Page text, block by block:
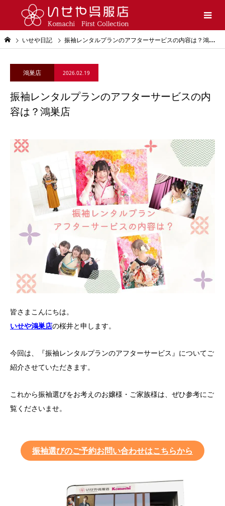
いせや日記 振袖レンタルプランのアフターサービスの内容は？鴻巣店
鴻巣店 2026.02.19
振袖レンタルプランのアフターサービスの内
容は？鴻巣店
皆さまこんにちは。
いせや鴻巣店の桜井と申します。
今回は、『振袖レンタルプランのアフターサービス』についてご
紹介させていただきます。
これから振袖選びをお考えのお嬢様・ご家族様は、ぜひ参考にご
覧くださいませ。
振袖選びのご予約お問い合わせはこちらから